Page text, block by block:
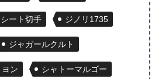
シート切手 ジノリ1735
ジャガールクルト
ン シャトーマルゴー